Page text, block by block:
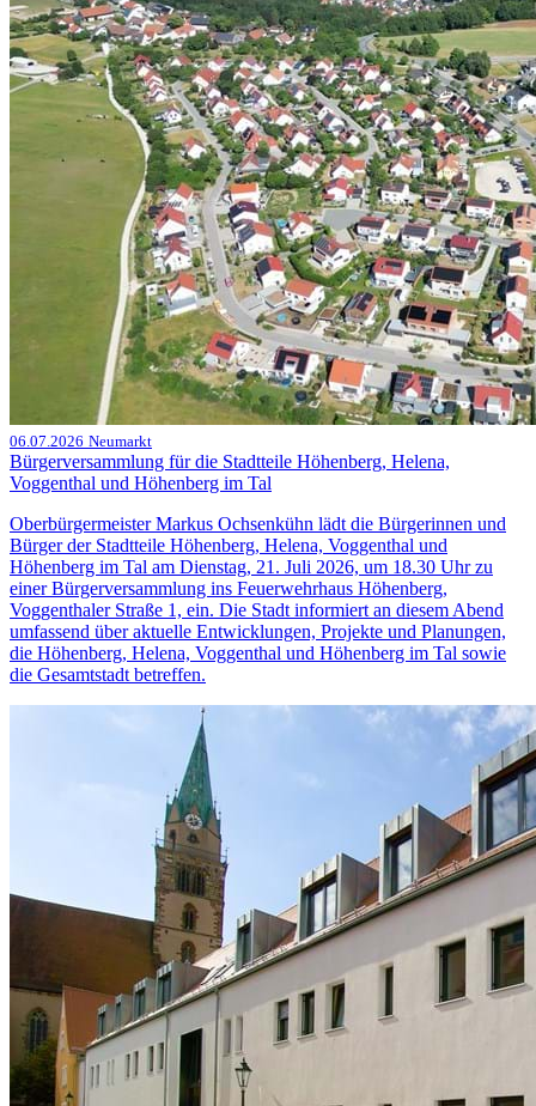
06.07.2026 Neumarkt
Bürgerversammlung für die Stadtteile Höhenberg, Helena,
Voggenthal und Höhenberg im Tal
Oberbürgermeister Markus Ochsenkühn lädt die Bürgerinnen und
Bürger der Stadtteile Höhenberg, Helena, Voggenthal und
Höhenberg im Tal am Dienstag, 21. Juli 2026, um 18.30 Uhr zu
einer Bürgerversammlung ins Feuerwehrhaus Höhenberg,
Voggenthaler Straße 1, ein. Die Stadt informiert an diesem Abend
umfassend über aktuelle Entwicklungen, Projekte und Planungen,
die Höhenberg, Helena, Voggenthal und Höhenberg im Tal sowie
die Gesamtstadt betreffen.